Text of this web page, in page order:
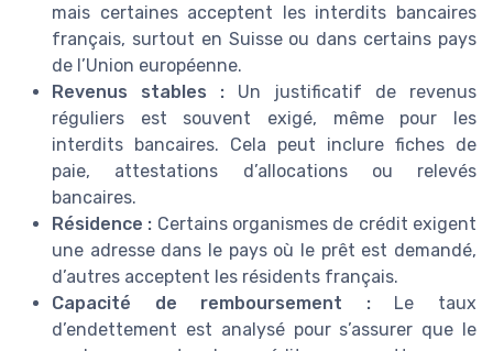
mais certaines acceptent les interdits bancaires
français, surtout en Suisse ou dans certains pays
de l’Union européenne.
Revenus stables : Un justificatif de revenus
réguliers est souvent exigé, même pour les
interdits bancaires. Cela peut inclure fiches de
paie, attestations d’allocations ou relevés
bancaires.
Résidence : Certains organismes de crédit exigent
une adresse dans le pays où le prêt est demandé,
d’autres acceptent les résidents français.
Capacité de remboursement :Le taux
d’endettement est analysé pour s’assurer que le